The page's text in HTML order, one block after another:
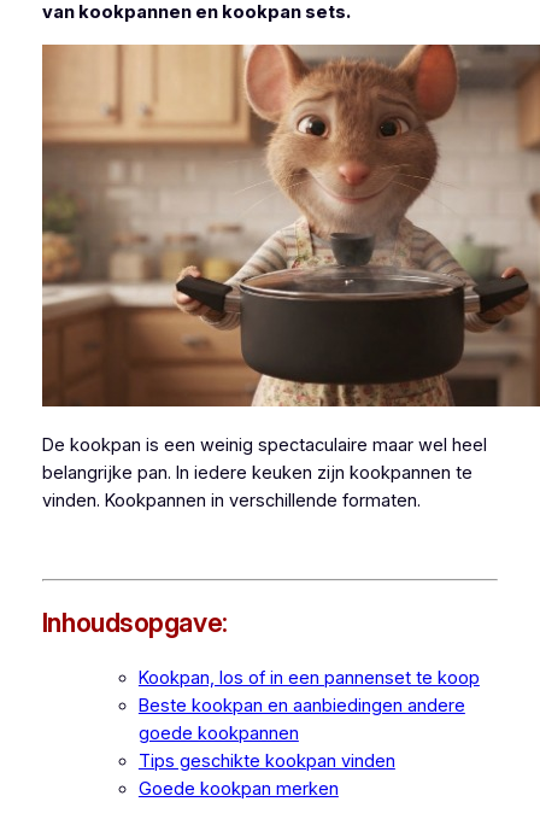
van kookpannen en kookpan sets.
De kookpan is een weinig spectaculaire maar wel heel
belangrijke pan. In iedere keuken zijn kookpannen te
vinden. Kookpannen in verschillende formaten.
Inhoudsopgave:
Kookpan, los of in een pannenset te koop
Beste kookpan en aanbiedingen andere
goede kookpannen
Tips geschikte kookpan vinden
Goede kookpan merken